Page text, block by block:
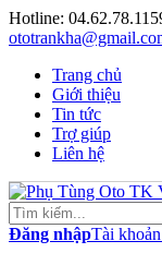
Hotline:
Trang chủ
Giới thiệu
Tin tức
Trợ giúp
Liên hệ
Đăng nhậpTài